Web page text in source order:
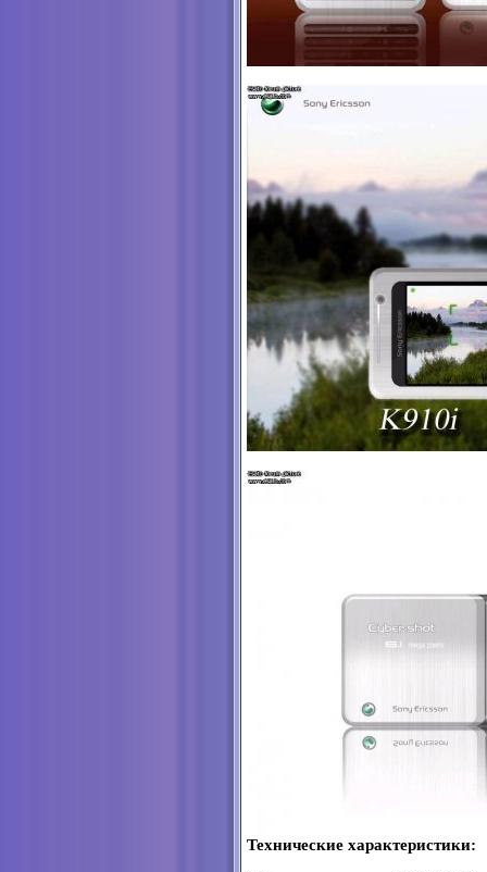
Технические характеристики: